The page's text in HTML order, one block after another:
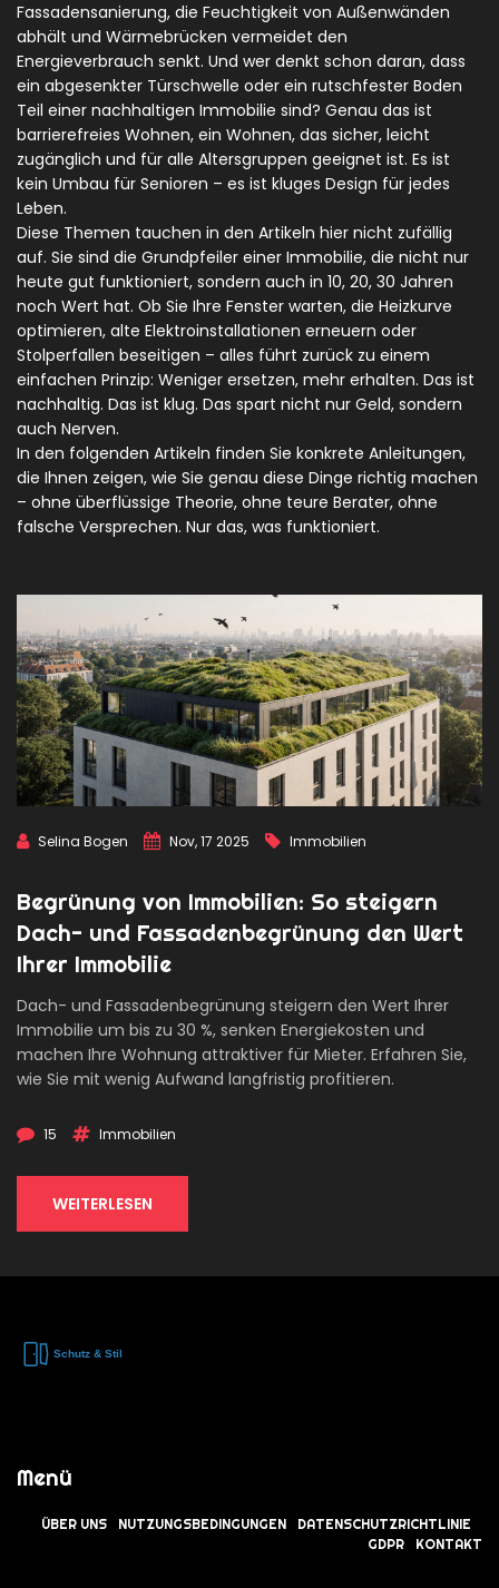
Fassadensanierung, die Feuchtigkeit von Außenwänden
abhält und Wärmebrücken vermeidet den
Energieverbrauch senkt. Und wer denkt schon daran, dass
ein abgesenkter Türschwelle oder ein rutschfester Boden
Teil einer nachhaltigen Immobilie sind? Genau das ist
barrierefreies Wohnen, ein Wohnen, das sicher, leicht
zugänglich und für alle Altersgruppen geeignet ist. Es ist
kein Umbau für Senioren – es ist kluges Design für jedes
Leben.
Diese Themen tauchen in den Artikeln hier nicht zufällig
auf. Sie sind die Grundpfeiler einer Immobilie, die nicht nur
heute gut funktioniert, sondern auch in 10, 20, 30 Jahren
noch Wert hat. Ob Sie Ihre Fenster warten, die Heizkurve
optimieren, alte Elektroinstallationen erneuern oder
Stolperfallen beseitigen – alles führt zurück zu einem
einfachen Prinzip: Weniger ersetzen, mehr erhalten. Das ist
nachhaltig. Das ist klug. Das spart nicht nur Geld, sondern
auch Nerven.
In den folgenden Artikeln finden Sie konkrete Anleitungen,
die Ihnen zeigen, wie Sie genau diese Dinge richtig machen
– ohne überflüssige Theorie, ohne teure Berater, ohne
falsche Versprechen. Nur das, was funktioniert.
Selina Bogen Nov, 17 2025 Immobilien
Begrünung von Immobilien: So steigern
Dach- und Fassadenbegrünung den Wert
Ihrer Immobilie
Dach- und Fassadenbegrünung steigern den Wert Ihrer
Immobilie um bis zu 30 %, senken Energiekosten und
machen Ihre Wohnung attraktiver für Mieter. Erfahren Sie,
wie Sie mit wenig Aufwand langfristig profitieren.
15 Immobilien
WEITERLESEN
Menü
ÜBER UNS NUTZUNGSBEDINGUNGEN
DATENSCHUTZRICHTLINIE
GDPR
KONTAKT